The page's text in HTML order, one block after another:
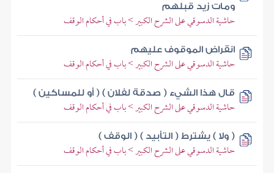
ومات زيد قبلهم
حاشية الدسوقي على الشرح الكبير > باب في أحكام الوقف
انقراض الموقوف عليهم
حاشية الدسوقي على الشرح الكبير > باب في أحكام الوقف
قال هذا الشيء ( صدقة لفلان ) ( أو للمساكين )
حاشية الدسوقي على الشرح الكبير > باب في أحكام الوقف
( ولا ) يشترط ( التأبيد ) ( الوقف )
حاشية الدسوقي على الشرح الكبير > باب في أحكام الوقف